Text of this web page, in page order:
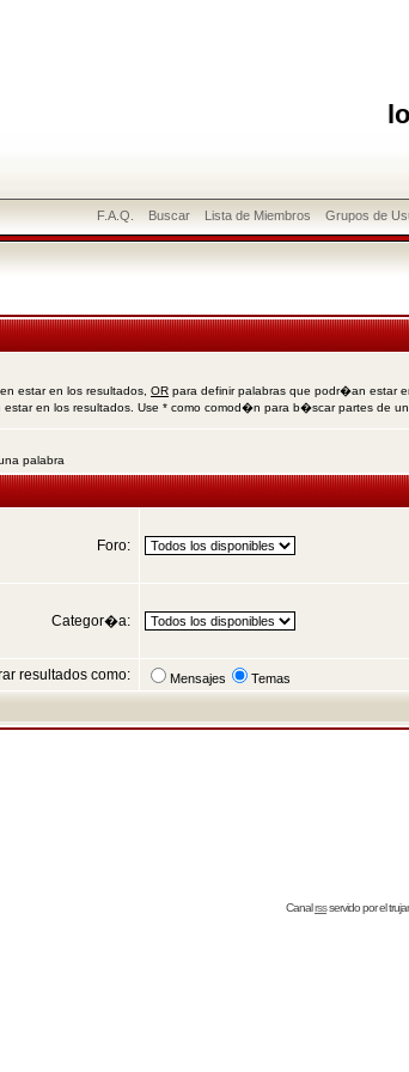
F.A.Q. Buscar Lista de Miembros Grupos de
estar en los resultados, OR para definir palabras que podr�an estar
en los resultados. Use * como comod�n para b�scar partes de
palabra
Foro:
Categor�a:
resultados como: Mensajes Temas
Canalrssservido por el